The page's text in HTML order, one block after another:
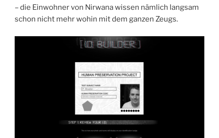
– die Einwohner von Nirwana wissen nämlich langsam
schon nicht mehr wohin mit dem ganzen Zeugs.